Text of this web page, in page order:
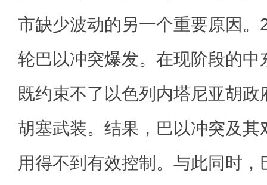
市缺少波动的另一个重要原因。
轮巴以冲突爆发。在现阶段的中
既约束不了以色列内塔尼亚胡
胡塞武装。结果，巴以冲突及其
用得不到有效控制。与此同时